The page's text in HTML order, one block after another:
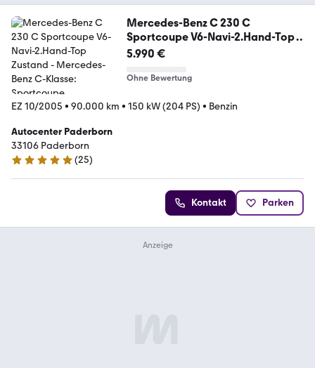
Mercedes-Benz C 230 C
Sportcoupe V6-Navi-2.Hand-Top
Zustand
5.990 €
Ohne Bewertung
EZ 10/2005 • 90.000 km • 150 kW (204 PS) • Benzin
Autocenter Paderborn
33106 Paderborn
5 Sterne
(25)
Kontakt Parken